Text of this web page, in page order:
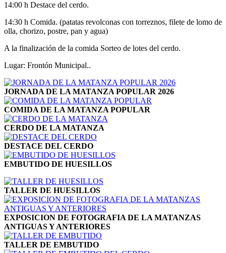
14:00 h Destace del cerdo.
14:30 h Comida. (patatas revolconas con torreznos, filete de lomo de
olla, chorizo, postre, pan y agua)
A la finalización de la comida Sorteo de lotes del cerdo.
Lugar: Frontón Municipal..
JORNADA DE LA MATANZA POPULAR 2026
COMIDA DE LA MATANZA POPULAR
CERDO DE LA MATANZA
DESTACE DEL CERDO
EMBUTIDO DE HUESILLOS
TALLER DE HUESILLOS
EXPOSICION DE FOTOGRAFIA DE LA MATANZAS
ANTIGUAS Y ANTERIORES
TALLER DE EMBUTIDO